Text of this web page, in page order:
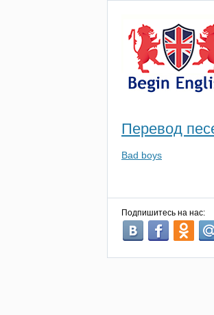
Перевод
Bad boys
Подпишитесь на нас: